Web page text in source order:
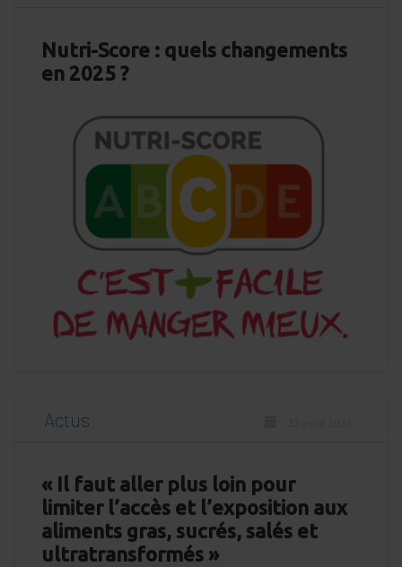
Nutri-Score : quels changements
en 2025 ?
Actus
« Il faut aller plus loin pour
limiter l’accès et l’exposition aux
aliments gras, sucrés, salés et
ultratransformés »